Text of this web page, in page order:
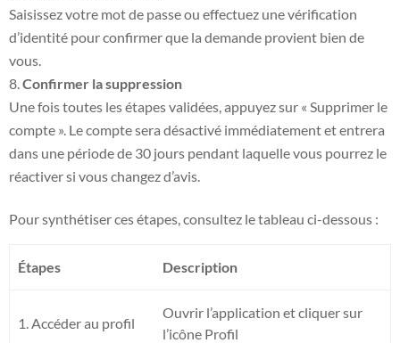
Saisissez votre mot de passe ou effectuez une vérification
d’identité pour confirmer que la demande provient bien de
vous.
Confirmer la suppression
Une fois toutes les étapes validées, appuyez sur « Supprimer le
compte ». Le compte sera désactivé immédiatement et entrera
dans une période de 30 jours pendant laquelle vous pourrez le
réactiver si vous changez d’avis.
Pour synthétiser ces étapes, consultez le tableau ci-dessous :
Étapes Description
1. Accéder au profil
Ouvrir l’application et cliquer sur
l’icône Profil